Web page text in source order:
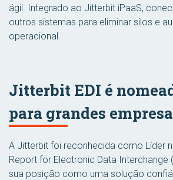
ágil. Integrado ao Jitterbit iPaaS,
outros sistemas para eliminar silos e
operacional.
Jitterbit EDI é
para grandes
A Jitterbit foi reconhecida como Líder
Report for Electronic Data Interchange
sua posição como uma solução